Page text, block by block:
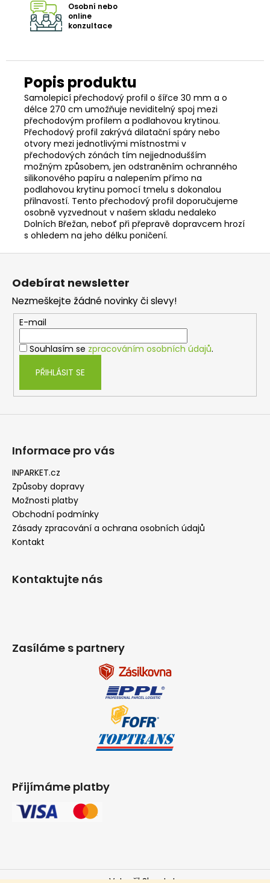
Osobní nebo
online
konzultace
Samolepicí přechodový profil o šířce 30 mm a o
délce 270 cm umožňuje neviditelný spoj mezi
přechodovým profilem a podlahovou krytinou.
Přechodový profil zakrývá dilatační spáry nebo
otvory mezi jednotlivými místnostmi v
přechodových zónách tím nejjednodušším
možným způsobem, jen odstraněním ochranného
silikonového papíru a nalepením přímo na
podlahovou krytinu pomocí tmelu s dokonalou
přilnavostí. Tento přechodový profil doporučujeme
osobně vyzvednout v našem skladu nedaleko
Dolních Břežan, neboť při přepravě dopravcem hrozí
s ohledem na jeho délku poničení.
298
Původně:
Kč
Z
Odebírat newsletter
Nezmeškejte žádné novinky či slevy!
E-mail
Souhlasím se zpracováním osobních údajů.
PŘIHLÁSIT SE
Informace pro vás
INPARKET.cz
Způsoby dopravy
Možnosti platby
Obchodní podmínky
Zásady zpracování a ochrana osobních údajů
Kontakt
Kontaktujte nás
Zasíláme s partnery
Přijímáme platby